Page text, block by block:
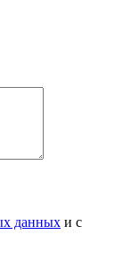
данных и с